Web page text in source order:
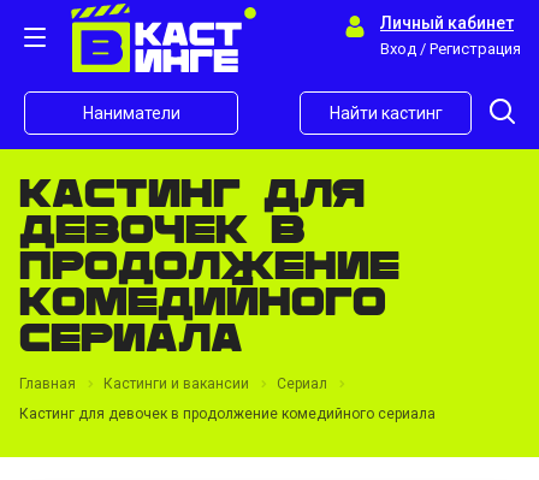
Личный кабинет
Вход / Регистрация
Наниматели Найти кастинг
Кастинг для
девочек в
продолжение
комедийного
сериала
Главная Кастинги и вакансии
Сериал
Кастинг для девочек в продолжение комедийного сериала